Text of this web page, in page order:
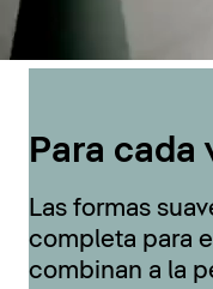
Para cada
Las formas
completa para
combinan a la